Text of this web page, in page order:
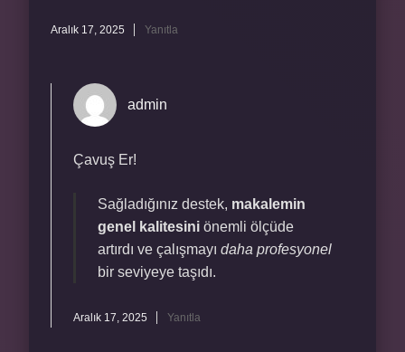
Aralık 17, 2025 Yanıtla
admin
Çavuş Er!
Sağladığınız destek, makalemin
genel kalitesini önemli ölçüde
artırdı ve çalışmayı daha profesyonel
bir seviyeye taşıdı.
Aralık 17, 2025 Yanıtla